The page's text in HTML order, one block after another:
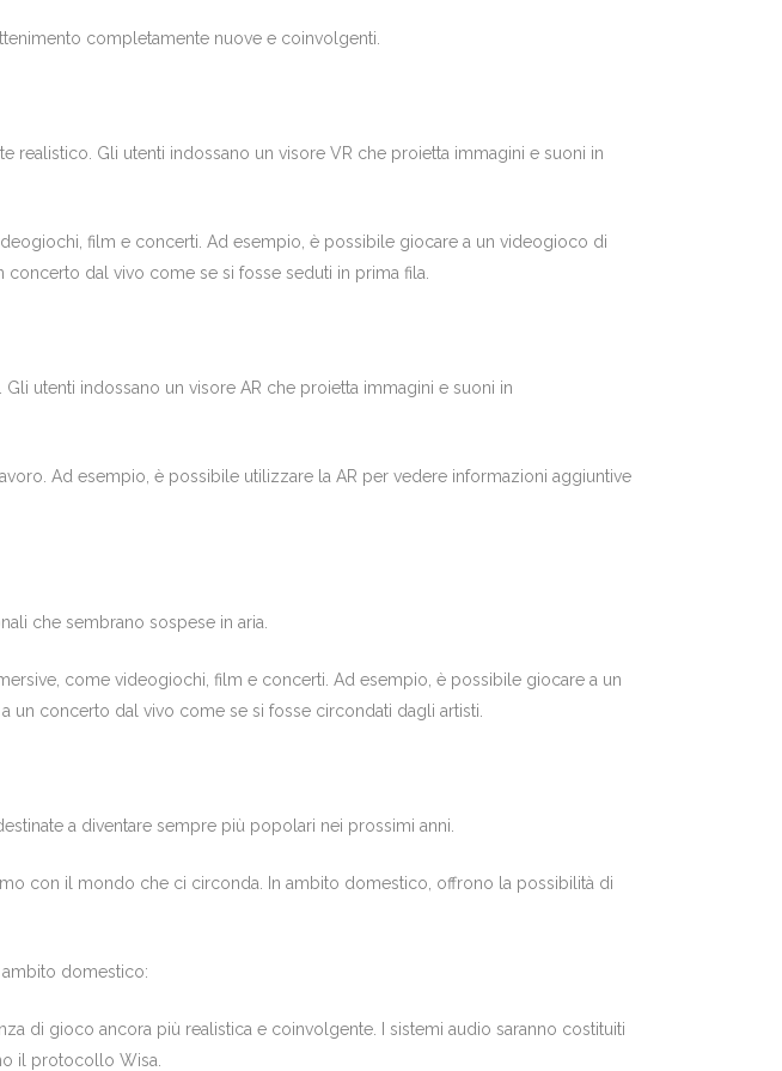
completamente nuove e coinvolgenti.
realistico. Gli utenti indossano un visore VR che proietta immagini e suoni in
film e concerti. Ad esempio, è possibile giocare a un videogioco di
dal vivo come se si fosse seduti in prima fila.
utenti indossano un visore AR che proietta immagini e suoni in
Ad esempio, è possibile utilizzare la AR per vedere informazioni aggiuntive
che sembrano sospese in aria.
come videogiochi, film e concerti. Ad esempio, è possibile giocare a un
concerto dal vivo come se si fosse circondati dagli artisti.
a diventare sempre più popolari nei prossimi anni.
con il mondo che ci circonda. In ambito domestico, offrono la possibilità di
domestico:
di gioco ancora più realistica e coinvolgente. I sistemi audio saranno costituiti
il protocollo Wisa.